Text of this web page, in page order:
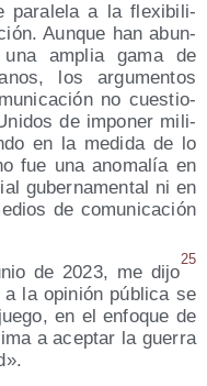
para­le­la a la fle­xi­bi­li­
Aun­que han abun­
amplia gama de
los argu­men­tos
no cues­tio­
de impo­ner mili­
en la medi­da de lo
fue una ano­ma­lía en
guber­na­men­tal ni en
de comu­ni­ca­ción
de 2023, me dijo
25
la opi­nión públi­ca se
en el enfo­que de
a acep­tar la gue­rra